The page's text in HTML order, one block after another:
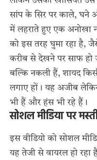
सांप के सिर पर काले, घने
में लहराते हुए एक अनोखा
को इस तरह घुमा रहा है,
करीब से देखने पर साफ हो
बल्कि नकली हैं, शायद
लगाए हों। यह अजीब
भी हैं और हंस भी रहे हैं।
सोशल मीडिया पर
इस वीडियो को सोशल
यह तेजी से वायरल हो रहा